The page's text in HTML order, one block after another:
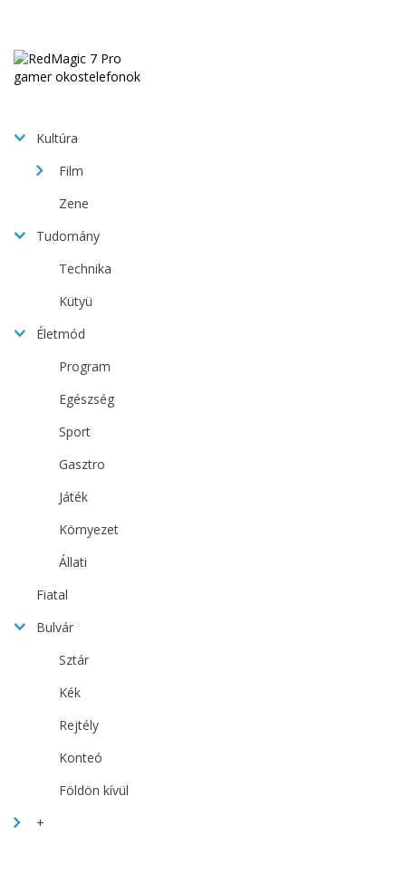
Kultúra
Film
Zene
Tudomány
Technika
Kütyü
Életmód
Program
Egészség
Sport
Gasztro
Játék
Környezet
Állati
Fiatal
Bulvár
Sztár
Kék
Rejtély
Konteó
Földön kívül
+